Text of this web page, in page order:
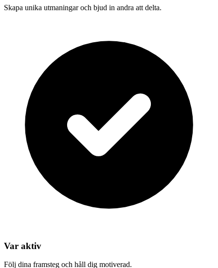
Skapa unika utmaningar och bjud in andra att delta.
Var aktiv
Följ dina framsteg och håll dig motiverad.